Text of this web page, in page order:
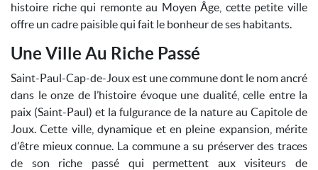
histoire riche qui remonte au Moyen Âge, cette petite ville
offre un cadre paisible qui fait le bonheur de ses habitants.
Une Ville Au Riche Passé
Saint-Paul-Cap-de-Joux est une commune dont le nom ancré
dans le onze de l’histoire évoque une dualité, celle entre la
paix (Saint-Paul) et la fulgurance de la nature au Capitole de
Joux. Cette ville, dynamique et en pleine expansion, mérite
d'être mieux connue. La commune a su préserver des traces
de son riche passé qui permettent aux visiteurs de